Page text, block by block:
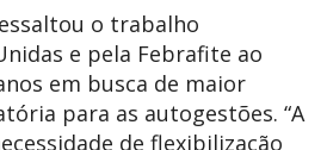
o trabalho
e pela Febrafite ao
em busca de maior
para as autogestões. “A
de flexibilização